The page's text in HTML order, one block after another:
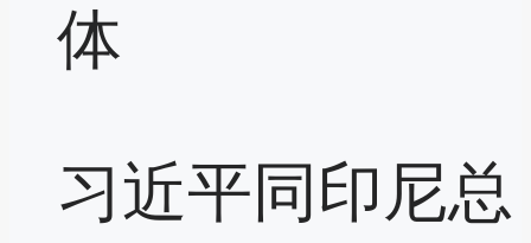
体
习近平同印尼总